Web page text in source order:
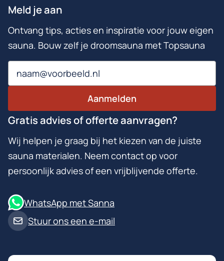
Meld je aan
Ontvang tips, acties en inspiratie voor jouw eigen
sauna. Bouw zelf je droomsauna met Topsauna
Email
Aanmelden
Gratis advies of offerte aanvragen?
Wij helpen je graag bij het kiezen van de juiste
sauna materialen. Neem contact op voor
persoonlijk advies of een vrijblijvende offerte.
Stuur ons een e-mail
WhatsApp met Sanna